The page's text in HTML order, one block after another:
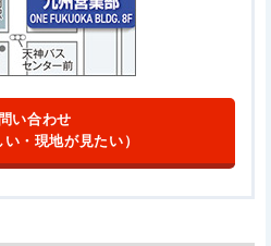
い合わせ
い・現地が見たい）